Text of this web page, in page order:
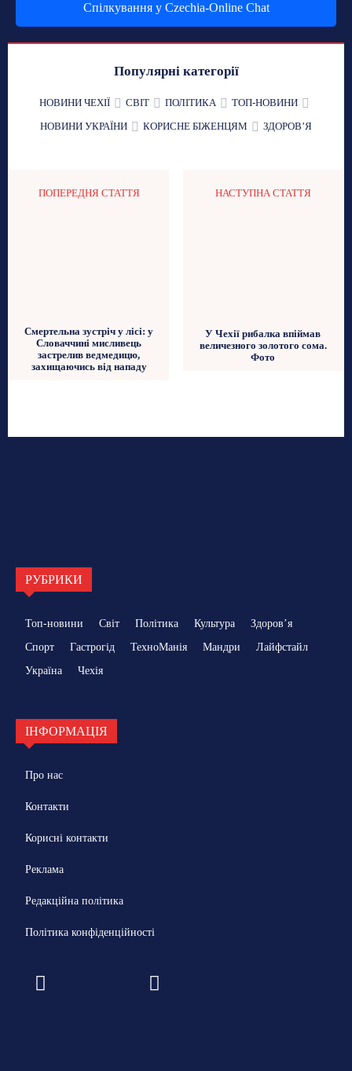
Спілкування у Czechia-Online Chat
Популярні категорії
НОВИНИ ЧЕХІЇ СВІТ ПОЛІТИКА
ТОП-НОВИНИ
НОВИНИ УКРАЇНИ
КОРИСНЕ БІЖЕНЦЯМ ЗДОРОВʼЯ
ПОПЕРЕДНЯ СТАТТЯ
Смертельна зустріч у лісі: у
Словаччині мисливець
застрелив ведмедицю,
захищаючись від нападу
НАСТУПНА СТАТТЯ
У Чехії рибалка впіймав
величезного золотого сома.
Фото
РУБРИКИ
Топ-новини Світ Політика Культура
Здоровʼя
Спорт
Гастрогід ТехноМанія Мандри
Лайфстайл
Україна
Чехія
ІНФОРМАЦІЯ
Про нас
Контакти
Корисні контакти
Реклама
Редакційна політика
Політика конфіденційності